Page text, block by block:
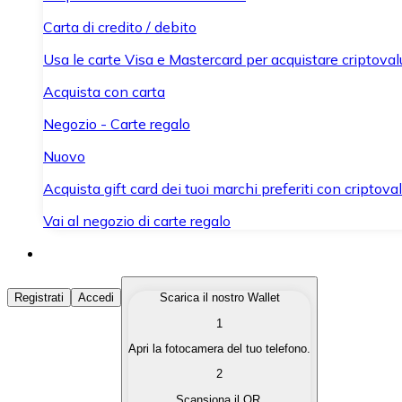
Carta di credito / debito
Usa le carte Visa e Mastercard per acquistare
Acquista con carta
Negozio - Carte regalo
Nuovo
Acquista gift card dei tuoi marchi preferiti con
Vai al negozio di carte regalo
Acquista Criptovalute
Acquista le criptovalute che ti interessano in modo
Converti le tue criptovalute in valuta fiat quando ne hai
Registrati Accedi
Scarica il nostro Wallet
1
Apri la fotocamera del tuo telefono.
2